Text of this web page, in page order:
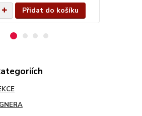
Přidat do košíku